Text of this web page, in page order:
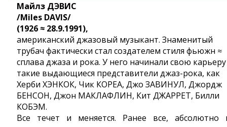
Майлз ДЭВИС
/Miles DAVIS/
(1926 ≈ 28.9.1991),
американский джазовый музыкант. Знаменитый
трубач фактически стал создателем стиля фьюжн ≈
сплава джаза и рока. У него начинали свою карьеру
такие выдающиеся представители джаз-рока, как
Херби ХЭНКОК, Чик КОРЕА, Джо ЗАВИНУЛ, Джордж
БЕНСОН, Джон МАКЛАФЛИН, Кит ДЖАРРЕТ, Билли
КОБЭМ.
Все течет и меняется. Ранее все, абсолютно